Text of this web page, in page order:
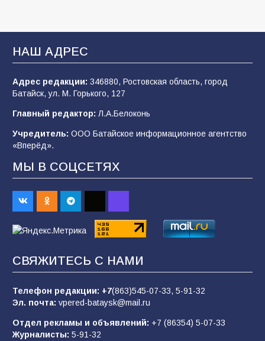
В Батайске продолжаются дорожные работы
106 04.08.2026
Будет ли мобилизация в России в 2026 году
после выборов: в Госдуме дали ответ
105 06.08.2026
В детском саду № 35 дети освоили
строительные профессии в ходе
спортивного праздника
07.08.2026
«Слухами Москву не возьмёшь»: почему
отчаяние, а не разведка
83 02.08.2026
НАШ АДРЕС
Адрес редакции: 346880, Ростовская область, город
Батайск, ул. М. Горького, 127
Главный редактор: Л.А.Белоконь
Учредитель: ООО Батайское информационное агентство
«Вперёд».
МЫ В СОЦСЕТЯХ
СВЯЖИТЕСЬ С НАМИ
Телефон редакции: +7(863)545-07-33, 5-91-32
Эл. почта: vpered-bataysk@mail.ru
Отдел рекламы и объявлений: +7 (86354) 5-07-33
Журналисты: 5-91-32